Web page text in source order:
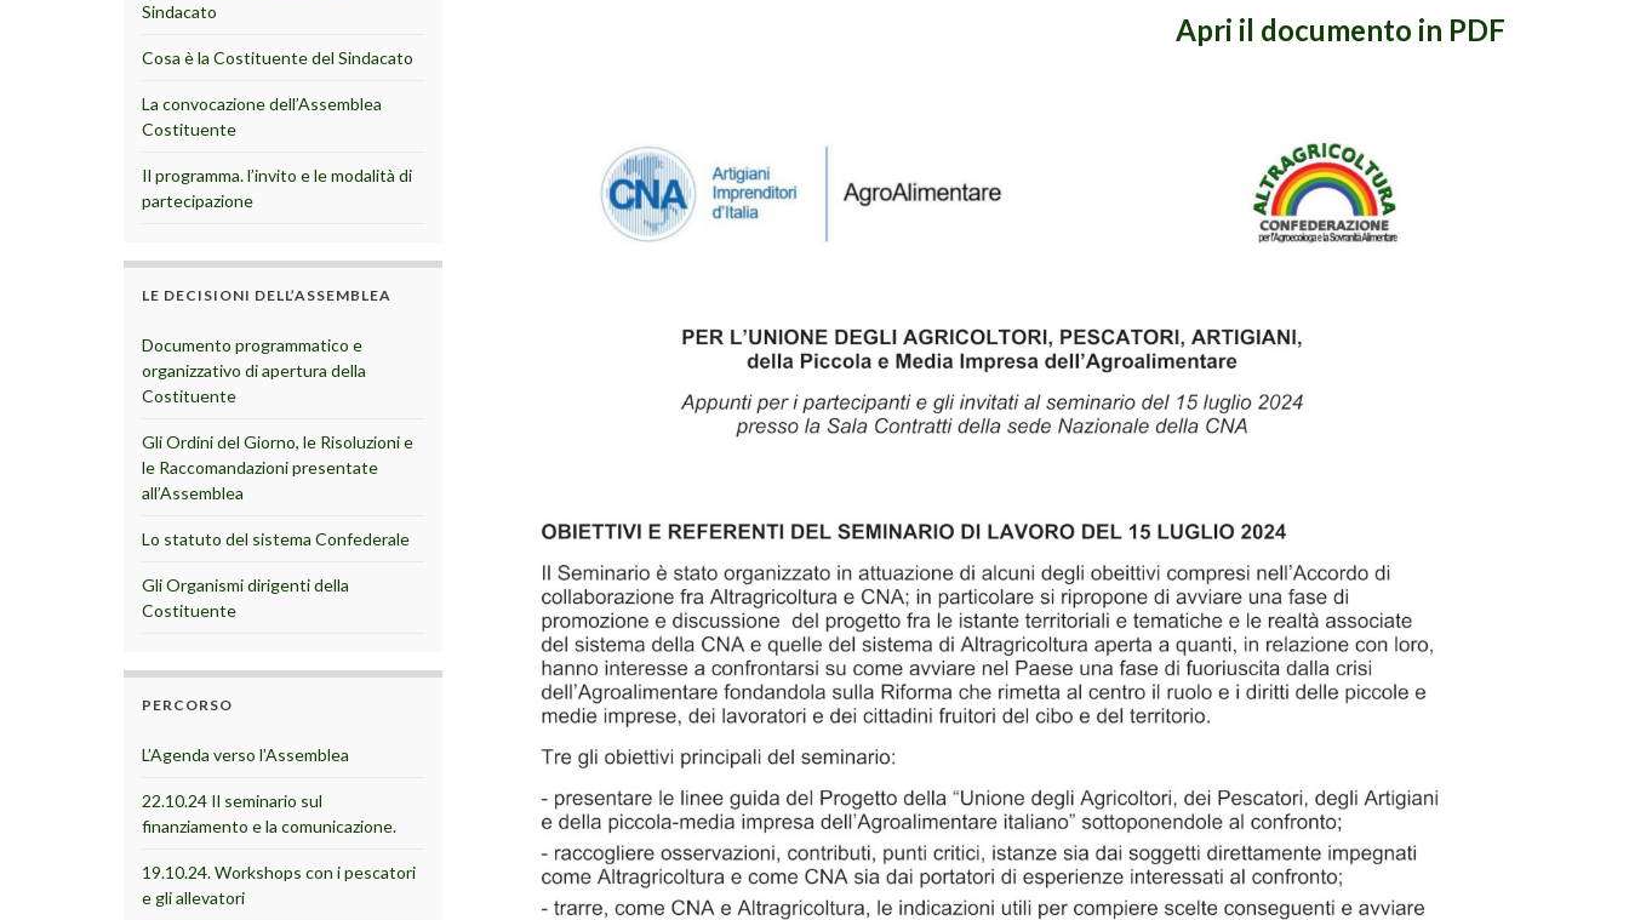
Apri il documento in PDF
Sindacato
Cosa è la Costituente del Sindacato
La convocazione dell’Assemblea
Costituente
Il programma. l’invito e le modalità di
partecipazione
LE DECISIONI DELL’ASSEMBLEA
Documento programmatico e
organizzativo di apertura della
Costituente
Gli Ordini del Giorno, le Risoluzioni e
le Raccomandazioni presentate
all’Assemblea
Lo statuto del sistema Confederale
Gli Organismi dirigenti della
Costituente
PERCORSO
L’Agenda verso l’Assemblea
22.10.24 Il seminario sul
finanziamento e la comunicazione.
19.10.24. Workshops con i pescatori
e gli allevatori